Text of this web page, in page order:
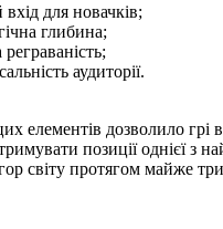
вхід для новачків;
глибина;
аудиторії.
елементів дозволило грі
позиції однієї з
світу протягом майже